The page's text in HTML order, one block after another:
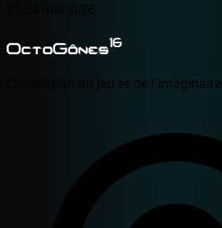
22-24 mai 2026
OctoGônes16
Convention du Jeu et de l'Imaginaire